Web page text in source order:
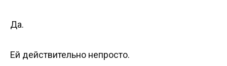
Да.
Ей действительно непросто.